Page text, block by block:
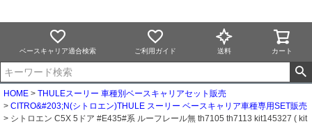
ベースキャリア適合検索 ご利用ガイド 送料 カート
HOME
THULEスーリー 車種別ベースキャリアセット販売
CITRO&#203;N(シトロエン)THULE スーリー ベースキャリア車種専用SET販売
シトロエン C5X 5ドア #E435#系 ルーフレール無 th7105 th7113 kit145327 ( kit